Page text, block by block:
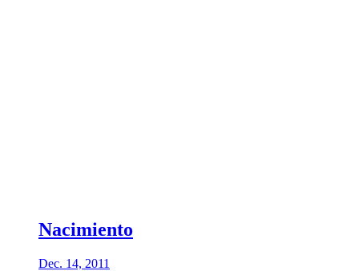
Nacimiento
Dec. 14, 2011